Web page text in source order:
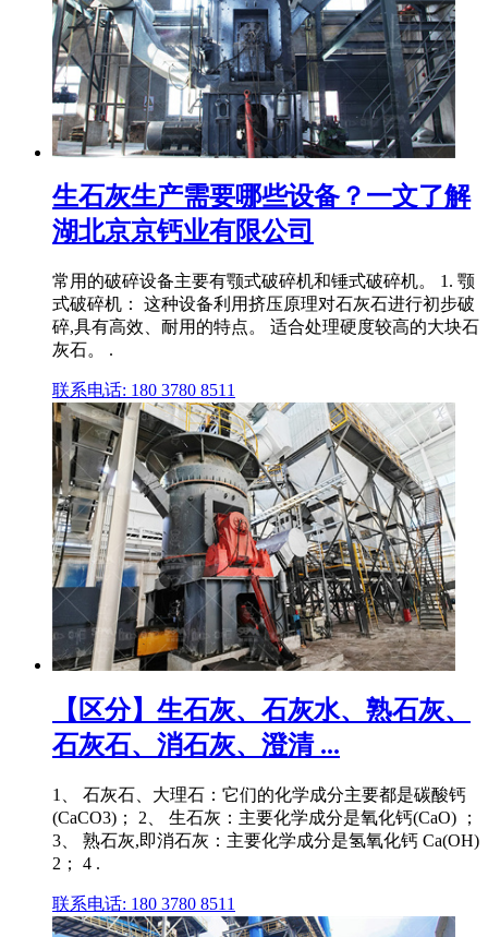
生石灰生产需要哪些设备？一文了解
湖北京京钙业有限公司
常用的破碎设备主要有颚式破碎机和锤式破碎机。 1. 颚
式破碎机： 这种设备利用挤压原理对石灰石进行初步破
碎,具有高效、耐用的特点。 适合处理硬度较高的大块石
灰石。 .
联系电话: 180 3780 8511
【区分】生石灰、石灰水、熟石灰、
石灰石、消石灰、澄清 ...
1、 石灰石、大理石：它们的化学成分主要都是碳酸钙
(CaCO3)； 2、 生石灰：主要化学成分是氧化钙(CaO) ；
3、 熟石灰,即消石灰：主要化学成分是氢氧化钙 Ca(OH)
2； 4 .
联系电话: 180 3780 8511